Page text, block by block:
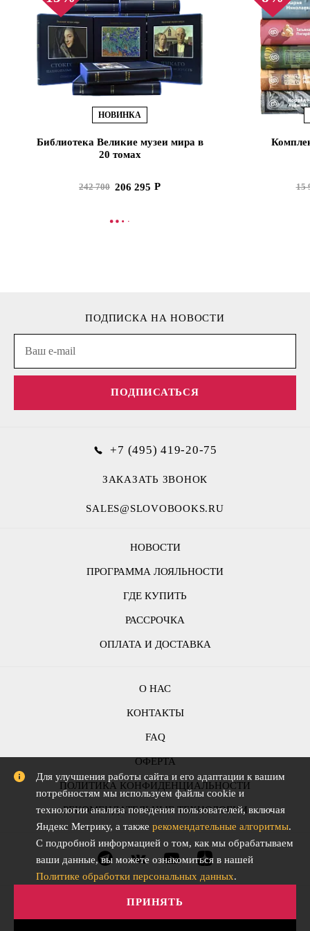
НОВИНКА
Библиотека Великие музеи мира в
20 томах
242 700 206 295
В КОРЗИНУ
15
НОВОСТИ
ПРОГРАММА ЛОЯЛЬНОСТИ
ГДЕ КУПИТЬ
РАССРОЧКА
ОПЛАТА И ДОСТАВКА
ПОДПИСКА НА НОВОСТИ
ПОДПИСАТЬСЯ
О НАС
КОНТАКТЫ
FAQ
ОФЕРТА
ПОЛИТИКА КОНФИДЕНЦИАЛЬНОСТИ
РЕКОМЕНДАТЕЛЬНЫЕ ТЕХНОЛОГИИ
+7 (495) 419-20-75
ЗАКАЗАТЬ ЗВОНОК
SALES@SLOVOBOOKS.RU
Для улучшения работы сайта и его адаптации к вашим
потребностям мы используем файлы cookie и
технологии анализа поведения пользователей, включая
Яндекс Метрику, а также рекомендательные алгоритмы.
С подробной информацией о том, как мы обрабатываем
ваши данные, вы можете ознакомиться в нашей
Политике обработки персональных данных.
ПРИНЯТЬ